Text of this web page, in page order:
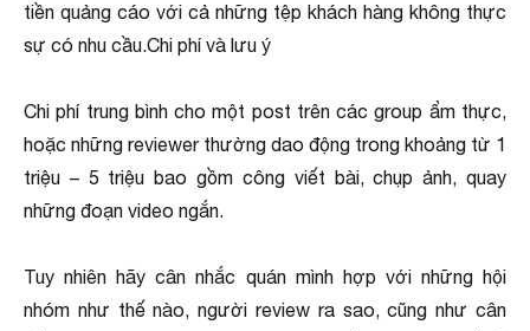
tiền quảng cáo với cả những tệp khách hàng không thực
sự có nhu cầu.Chi phí và lưu ý
Chi phí trung bình cho một post trên các group ẩm thực,
hoặc những reviewer thường dao động trong khoảng từ 1
triệu – 5 triệu bao gồm công viết bài, chụp ảnh, quay
những đoạn video ngắn.
Tuy nhiên hãy cân nhắc quán mình hợp với những hội
nhóm như thế nào, người review ra sao, cũng như cân